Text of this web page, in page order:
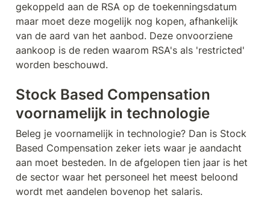
gekoppeld aan de RSA op de toekenningsdatum
maar moet deze mogelijk nog kopen, afhankelijk
van de aard van het aanbod. Deze onvoorziene
aankoop is de reden waarom RSA's als 'restricted'
worden beschouwd.
Stock Based Compensation
voornamelijk in technologie
Beleg je voornamelijk in technologie? Dan is Stock
Based Compensation zeker iets waar je aandacht
aan moet besteden. In de afgelopen tien jaar is het
de sector waar het personeel het meest beloond
wordt met aandelen bovenop het salaris.